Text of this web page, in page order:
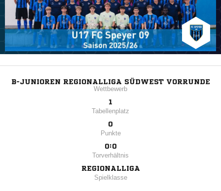
B-JUNIOREN REGIONALLIGA SÜDWEST VORRUNDE
Wettbewerb
1
Tabellenplatz
0
Punkte
0:0
Torverhältnis
REGIONALLIGA
Spielklasse